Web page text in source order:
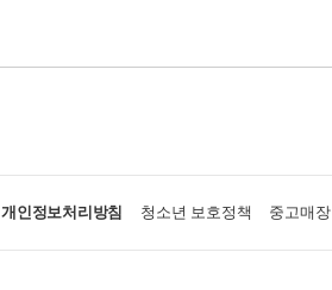
개인정보처리방침 청소년 보호정책 중고매장